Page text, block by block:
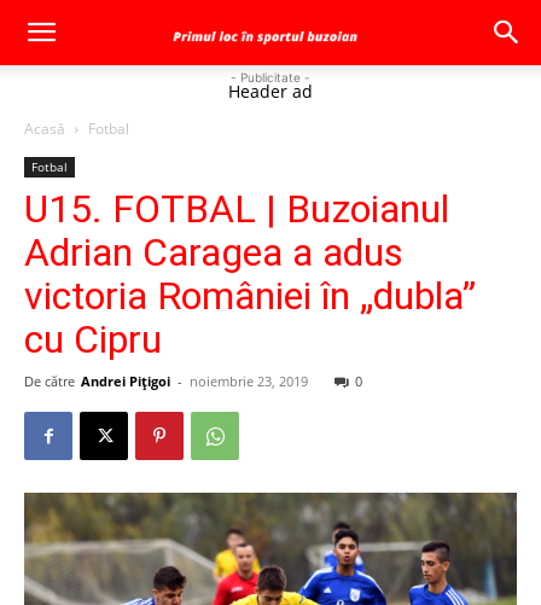
- Publicitate -
Header ad
Acasă Fotbal
Fotbal
U15. FOTBAL | Buzoianul
Adrian Caragea a adus
victoria României în „dubla”
cu Cipru
De către Andrei Pițigoi - noiembrie 23, 2019 0